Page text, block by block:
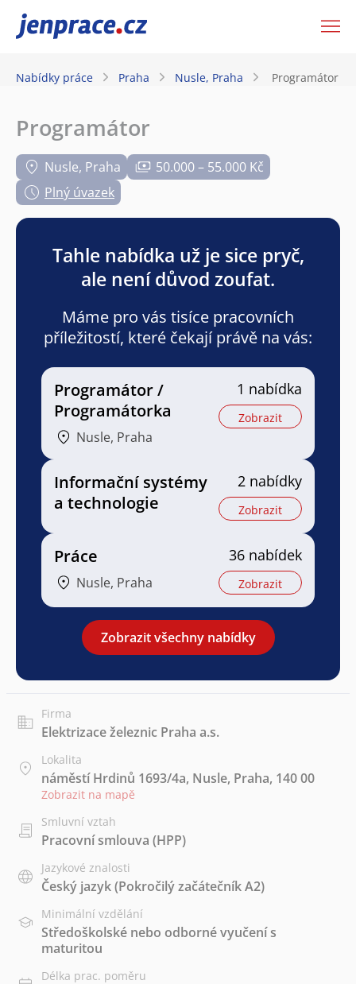
JenPráce.cz
Nabídky práce Praha Nusle, Praha Programátor
Programátor
Nusle, Praha
50.000 – 55.000 Kč
Plný úvazek
Tahle nabídka už je sice pryč,
ale není důvod zoufat.
Máme pro vás tisíce pracovních
příležitostí, které čekají právě na vás:
Programátor /
Programátorka
Nusle, Praha
1 nabídka
Zobrazit
Informační systémy
a technologie
2 nabídky
Zobrazit
Práce
Nusle, Praha
36 nabídek
Zobrazit
Zobrazit všechny nabídky
Firma
Elektrizace železnic Praha a.s.
Lokalita
náměstí Hrdinů 1693/4a, Nusle, Praha, 140 00
Zobrazit na mapě
Smluvní vztah
Pracovní smlouva (HPP)
Jazykové znalosti
Český jazyk(Pokročilý začátečník A2)
Minimální vzdělání
Středoškolské nebo odborné vyučení s
maturitou
Délka prac. poměru